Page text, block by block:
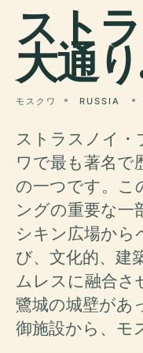
スト
大通
モスクワ RUSSIA
ストラスノイ・
ワで最も著名で
の一つです。こ
ングの重要な一
シキン広場から
び、文化的、建
ムレスに融合さ
鷺城の城壁があ
御施設から、モ